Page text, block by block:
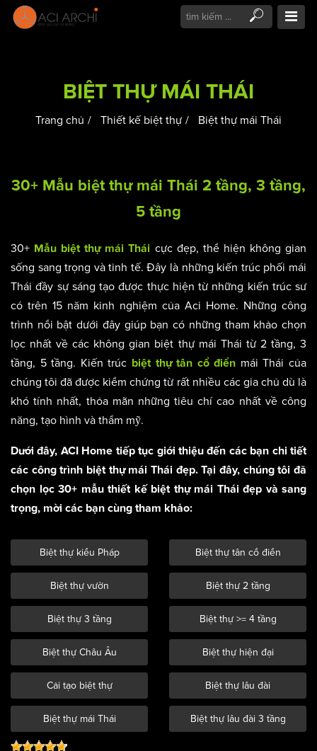
BIỆT THỰ MÁI THÁI
Trang chủ Thiết kế biệt thự Biệt thự mái Thái
30+ Mẫu biệt thự mái Thái 2 tầng, 3 tầng,
5 tầng
30+ Mẫu biệt thự mái Thái cực đẹp, thể hiện không gian
sống sang trọng và tinh tế. Đây là những kiến trúc phối mái
Thái đầy sự sáng tạo được thực hiện từ những kiến trúc sư
có trên 15 năm kinh nghiệm của Aci Home. Những công
trình nổi bật dưới đây giúp bạn có những tham khảo chọn
lọc nhất về các không gian biệt thự mái Thái từ 2 tầng, 3
tầng, 5 tầng. Kiến trúc
biệt thự tân cổ điển mái Thái của
chúng tôi đã được kiểm chứng từ rất nhiều các gia chủ dù là
khó tính nhất, thỏa mãn những tiêu chí cao nhất về công
năng, tạo hình và thẩm mỹ.
Dưới đây, ACI Home tiếp tục giới thiệu đến các bạn chi tiết
các công trình biệt thự mái Thái đẹp. Tại đây, chúng tôi đã
chọn lọc 30+ mẫu thiết kế biệt thự mái Thái đẹp và sang
trọng, mời các bạn cùng tham khảo:
Biệt thự kiểu Pháp Biệt thự tân cổ điển
Biệt thự vườn Biệt thự 2 tầng
Biệt thự 3 tầng Biệt thự >= 4 tầng
Biệt thự Châu Âu Biệt thự hiện đại
Cải tạo biệt thự Biệt thự lâu đài
Biệt thự mái Thái Biệt thự lâu đài 3 tầng